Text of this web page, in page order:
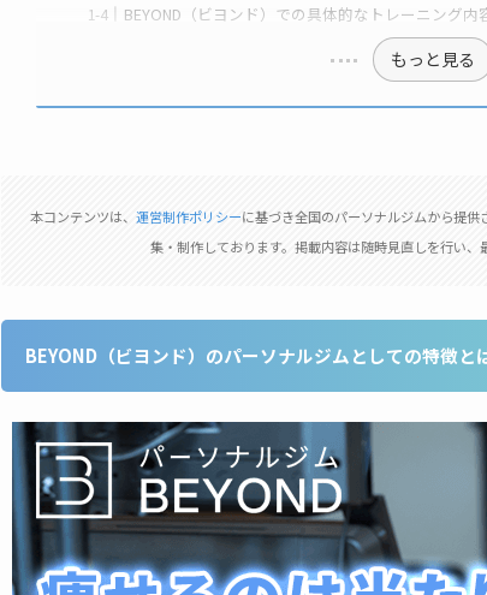
BEYOND（ビヨンド）での具体的なトレーニング内
もっと見る
本コンテンツは、 運営制作ポリシーに基づき全国のパーソナルジムから提
集・制作しております。掲載内容は随時見直しを行い
BEYOND（ビヨンド）のパーソナルジムとしての特徴と